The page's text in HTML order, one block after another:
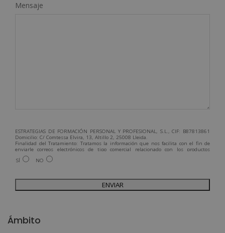
Mensaje
ESTRATEGIAS DE FORMACIÓN PERSONAL Y PROFESIONAL, S.L., CIF: B87813861
Domicilio: C/ Comtessa Elvira, 13, Altillo 2, 25008 Lleida.
Finalidad del Tratamiento: Tratamos la información que nos facilita con el fin de
enviarle correos electrónicos de tipo comercial relacionado con los productos
ofrecidos y otros tipo de productos que fueran de su interés.
Legitimación del tratamiento: Consentimiento del interesado.
Para más información consulte nuestra Política de Privacidad.
Desea recibir información comercial (vía telefónica y/o email):
SÍ NO
Ámbito